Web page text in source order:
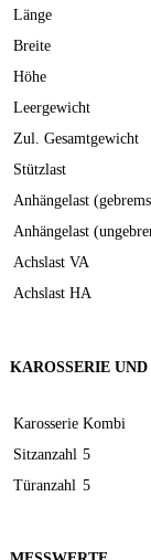
Länge
Breite
Höhe
Leergewicht
Zul. Gesamtgewicht
Stützlast
Anhängelast
Anhängelast
Achslast VA
Achslast HA
KAROSSERIE
Karosserie Kombi
Sitzanzahl 5
Türanzahl 5